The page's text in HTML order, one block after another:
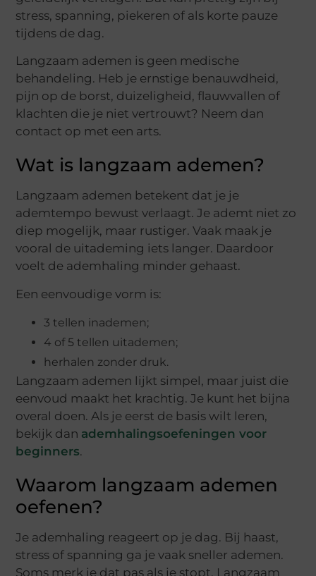
stress, spanning, piekeren of als korte pauze
tijdens de dag.
Langzaam ademen is geen medische
behandeling. Heb je ernstige benauwdheid,
pijn op de borst, duizeligheid, flauwvallen of
klachten die je niet vertrouwt? Neem dan
contact op met een arts.
Wat is langzaam ademen?
Langzaam ademen betekent dat je je
ademtempo bewust verlaagt. Je ademt niet zo
diep mogelijk, maar rustiger. Vaak maak je
vooral de uitademing iets langer. Daardoor
voelt de ademhaling minder gehaast.
Een eenvoudige vorm is:
3 tellen inademen;
4 of 5 tellen uitademen;
herhalen zonder druk.
Langzaam ademen lijkt simpel, maar juist die
eenvoud maakt het krachtig. Je kunt het bijna
overal doen. Als je eerst de basis wilt leren,
bekijk dan ademhalingsoefeningen voor
beginners.
Waarom langzaam ademen
oefenen?
Je ademhaling reageert op je dag. Bij haast,
stress of spanning ga je vaak sneller ademen.
Soms merk je dat pas als je stopt. Langzaam